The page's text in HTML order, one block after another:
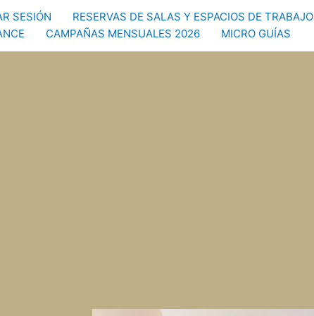
SESIÓN RESERVAS DE SALAS Y ESPACIOS DE TRABAJO
CAMPAÑAS MENSUALES 2026 MICRO GUÍAS